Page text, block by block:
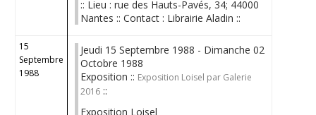
:: Lieu : rue des Hauts-Pavés, 34; 44000
Nantes :: Contact : Librairie Aladin ::
15
Septembre
1988
Jeudi 15 Septembre 1988 - Dimanche 02
Octobre 1988
Exposition :: Exposition Loisel par Galerie
2016 ::
Exposition Loisel